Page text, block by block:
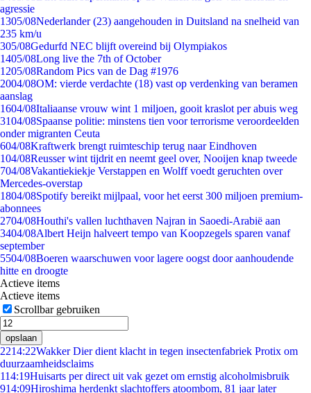
agressie
1305/08Nederlander (23) aangehouden in Duitsland na snelheid van
235 km/u
305/08Gedurfd NEC blijft overeind bij Olympiakos
1405/08Long live the 7th of October
1205/08Random Pics van de Dag #1976
2004/08OM: vierde verdachte (18) vast op verdenking van beramen
aanslag
1604/08Italiaanse vrouw wint 1 miljoen, gooit kraslot per abuis weg
3104/08Spaanse politie: minstens tien voor terrorisme veroordeelden
onder migranten Ceuta
604/08Kraftwerk brengt ruimteschip terug naar Eindhoven
104/08Reusser wint tijdrit en neemt geel over, Nooijen knap tweede
704/08Vakantiekiekje Verstappen en Wolff voedt geruchten over
Mercedes-overstap
1804/08Spotify bereikt mijlpaal, voor het eerst 300 miljoen premium-
abonnees
2704/08Houthi's vallen luchthaven Najran in Saoedi-Arabië aan
3404/08Albert Heijn halveert tempo van Koopzegels sparen vanaf
september
5504/08Boeren waarschuwen voor lagere oogst door aanhoudende
hitte en droogte
Actieve items
Actieve items
Scrollbar gebruiken
opslaan
2214:22Wakker Dier dient klacht in tegen insectenfabriek Protix om
duurzaamheidsclaims
114:19Huisarts per direct uit vak gezet om ernstig alcoholmisbruik
914:09Hiroshima herdenkt slachtoffers atoombom, 81 jaar later